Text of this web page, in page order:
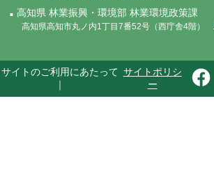
高知県 林業振興・環境部 林業環境政策課
高知県高知市丸ノ内1丁目7番52号（西庁舎4階）
サイトのご利用にあたって
｜
サイトポリシ
ー